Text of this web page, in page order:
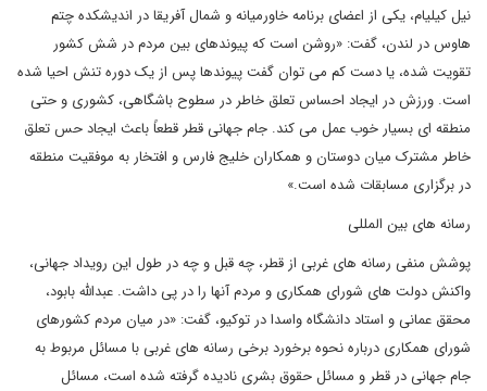
نیل کیلیام، یکی از اعضای برنامه خاورمیانه و شمال آفریقا در اندیشکده چتم
هاوس در لندن، گفت: «روشن است که پیوندهای بین مردم در شش کشور
تقویت شده، یا دست کم می توان گفت پیوندها پس از یک دوره تنش احیا شده
است. ورزش در ایجاد احساس تعلق خاطر در سطوح باشگاهی، کشوری و حتی
منطقه ای بسیار خوب عمل می کند. جام جهانی قطر قطعاً باعث ایجاد حس تعلق
خاطر مشترک میان دوستان و همکاران خلیج فارس و افتخار به موفقیت منطقه
در برگزاری مسابقات شده است.»
رسانه های بین المللی
پوشش منفی رسانه های غربی از قطر، چه قبل و چه در طول این رویداد جهانی،
واکنش دولت های شورای همکاری و مردم آنها را در پی داشت. عبدالله بابود،
محقق عمانی و استاد دانشگاه واسدا در توکیو، گفت: «در میان مردم کشورهای
شورای همکاری درباره نحوه برخورد برخی رسانه های غربی با مسائل مربوط به
جام جهانی در قطر و مسائل حقوق بشری نادیده گرفته شده است، مسائل